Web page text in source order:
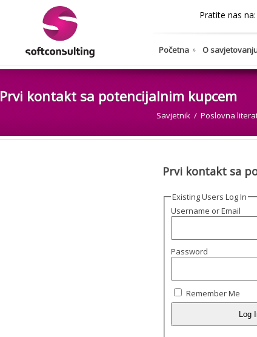
Pratite nas na:
Početna O
Prvi kontakt sa potencijalnim kupcem
Savjetnik Poslovna
Prvi kontakt sa
Existing Users Log In
Username or Email
Password
Remember Me